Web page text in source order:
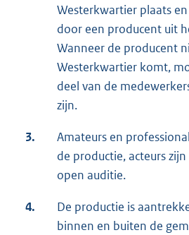
Westerkwartier plaats
door een producent uit
Wanneer de producent
Westerkwartier komt,
deel van de
zijn.
3.
Amateurs en
de productie, acteurs
open auditie.
4.
De productie is
binnen en buiten de